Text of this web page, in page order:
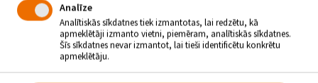
SEKO MUMS
Analīze
Analītiskās sīkdatnes tiek izmantotas, lai redzētu, kā
apmeklētāji izmanto vietni, piemēram, analītiskās sīkdatnes.
Šīs sīkdatnes nevar izmantot, lai tieši identificētu konkrētu
apmeklētāju.